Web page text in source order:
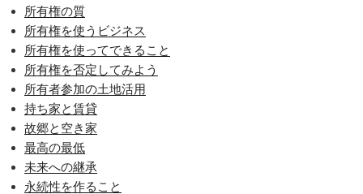
所有権の質
所有権を使うビジネス
所有権を使ってできること
所有権を否定してみよう
所有者参加の土地活用
持ち家と賃貸
故郷と空き家
最高の最低
未来への継承
永続性を作ること